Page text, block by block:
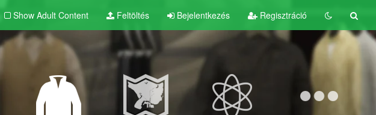
Show Adult Content Feltöltés Bejelentkezés Regisztráció